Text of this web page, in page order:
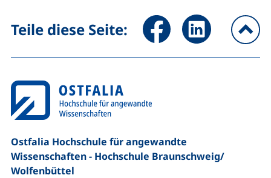
Teile diese Seite: Seite über Facebook teilen
Seite über
Ostfalia Hochschule für angewandte
Wissenschaften - Hochschule Braunschweig/​
Wolfenbüttel